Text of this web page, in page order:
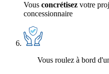
Vous concrétisez votre
concessionnaire
Vous roulez à bord